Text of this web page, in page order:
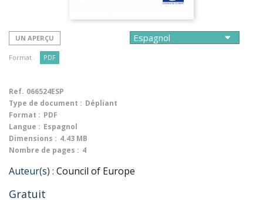
UN APERÇU
Format : PDF
Ref. 066524ESP
Type de document : Dépliant
Format : PDF
Langue : Espagnol
Dimensions : 4.43 MB
Nombre de pages : 4
Auteur(s) : Council of Europe
Gratuit